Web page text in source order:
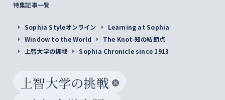
特集記事一覧
Sophia Styleオンライン
Learning at Sophia
Window to the World
The Knot-知の結節点
上智大学の挑戦
Sophia Chronicle since 1913
上智大学の挑戦